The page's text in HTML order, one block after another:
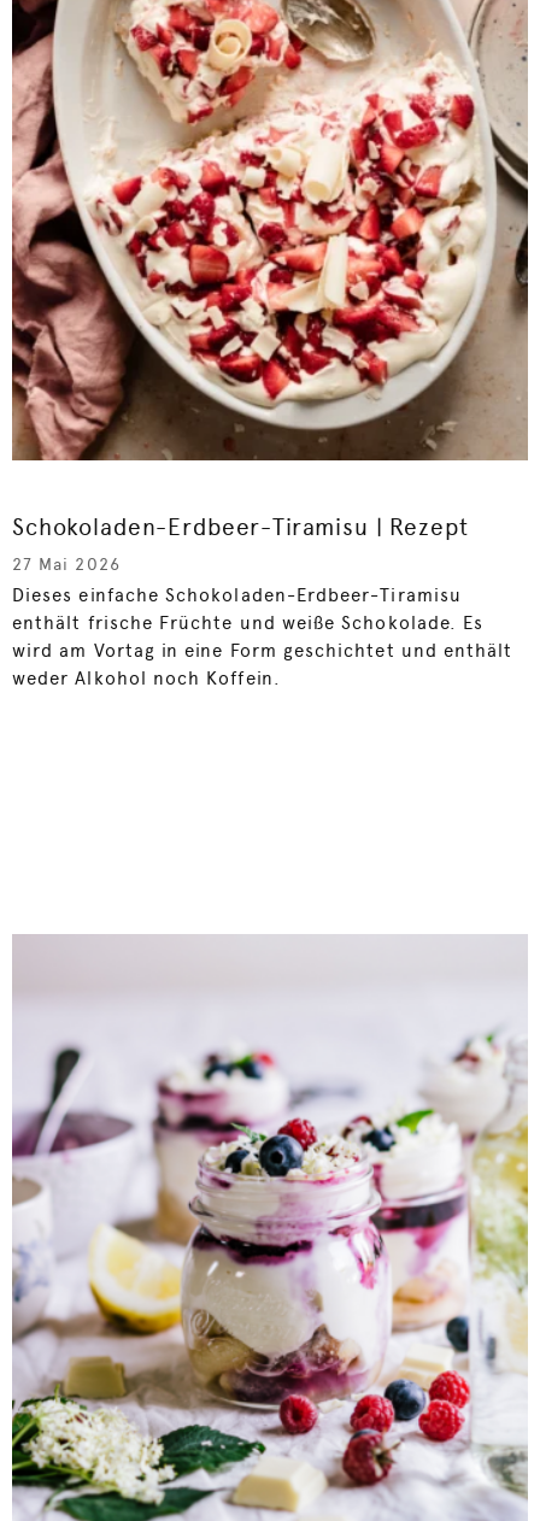
Schokoladen-Erdbeer-Tiramisu | Rezept
27 Mai 2026
Dieses einfache Schokoladen-Erdbeer-Tiramisu
enthält frische Früchte und weiße Schokolade. Es
wird am Vortag in eine Form geschichtet und enthält
weder Alkohol noch Koffein.